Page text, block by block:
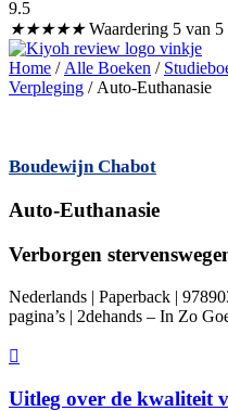
9.5
★★★★★ Waardering 5 van 5
Home / Alle Boeken /
Verpleging / Auto-Euthanasie
Boudewijn Chabot
Auto-Euthanasie
Verborgen
Nederlands | Paperback |
pagina’s | 2dehands – In Zo
Uitleg over de kwaliteit